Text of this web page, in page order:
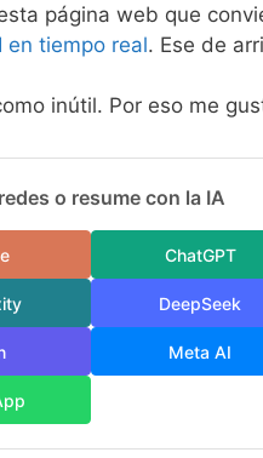
página web que
en tiempo real. Ese de
inútil. Por eso me
o resume con la IA
ChatGPT
DeepSeek
Meta AI